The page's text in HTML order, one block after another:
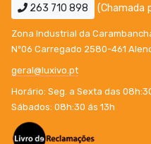
263 710 898 (Chamada
Zona Industrial da
Nº06 Carregado 2580-461
geral@luxivo.pt
Horário: Seg. a Sexta das
Sábados: 08h:30 ás 13h